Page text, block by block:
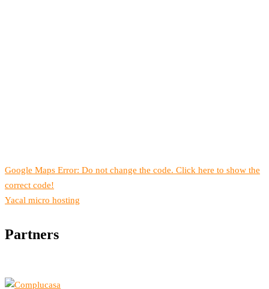
Google Maps Error: Do not change the code. Click here to show the
correct code!
Yacal micro hosting
Partners